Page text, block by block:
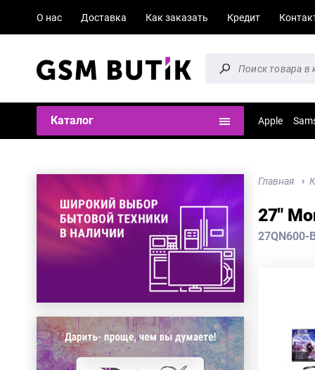
О нас Доставка Как заказать Кредит
Каталог Apple
Главная
27"
27QN600-